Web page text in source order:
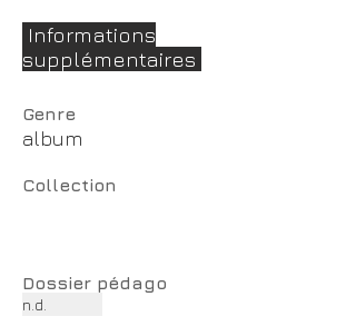
Informations
supplémentaires
Genre
album
Collection
Dossier pédago
n.d.